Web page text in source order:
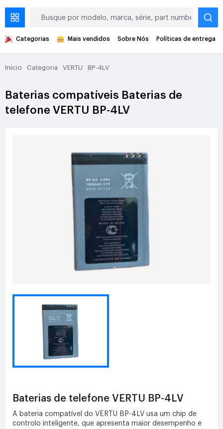
Categorias Mais vendidos Sobre Nós Políticas de entrega
Início Categoria VERTU BP-4LV
Baterias compatíveis Baterias de
telefone VERTU BP-4LV
Baterias de telefone VERTU BP-4LV
A bateria compatível do VERTU BP-4LV usa um chip de
controlo inteligente, que apresenta maior desempenho e